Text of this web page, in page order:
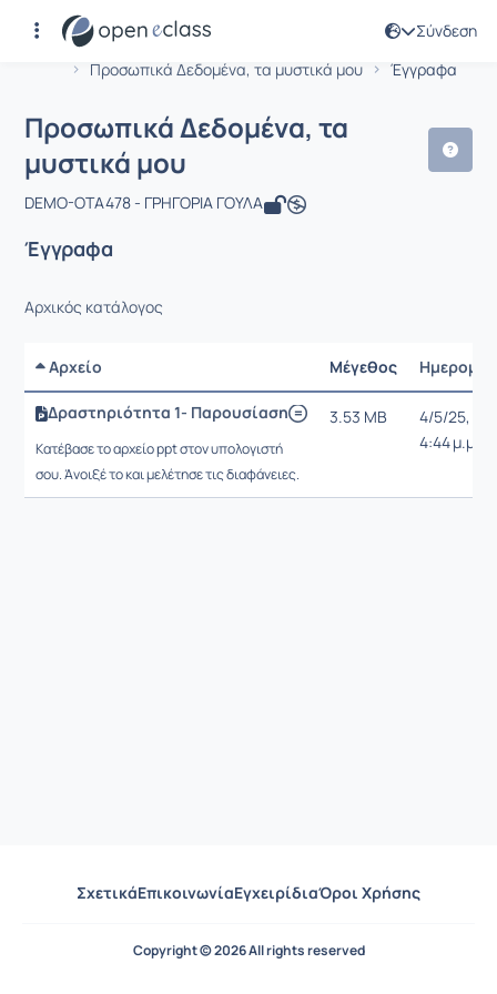
Σύνδεση
Αρχική Σελίδα
Προσωπικά Δεδομένα, τα μυστικά μου
Έγγραφα
Μάθημα : Προσωπικά Δεδομένα, τα
Προσωπικά Δεδομένα, τα
μυστικά μου
DEMO-OTA478 - ΓΡΗΓΟΡΙΑ ΓΟΥΛΑ
Έγγραφα
Αρχικός κατάλογος
Αρχείο Μέγεθος
Δραστηριότητα 1- Παρουσίαση
Κατέβασε το αρχείο ppt στον υπολογιστή
σου. Άνοιξέ το και μελέτησε τις διαφάνειες.
3.53 MB
4/5/25,
4:44 μ.μ.
ΣχετικάΕπικοινωνίαΕγχειρίδιαΌροι Χρήσης
Copyright © 2026 All rights reserved